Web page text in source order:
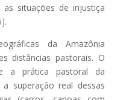
situações de injustiça
da Amazônia
distâncias pastorais. O
a prática pastoral da
superação real dessas